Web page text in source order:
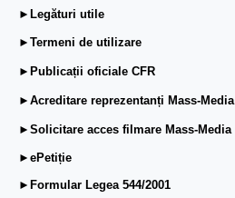
►Legături utile
►Termeni de utilizare
►Publicații oficiale CFR
►Acreditare reprezentanți Mass-Media
►Solicitare acces filmare Mass-Media
►ePetiție
►Formular Legea 544/2001